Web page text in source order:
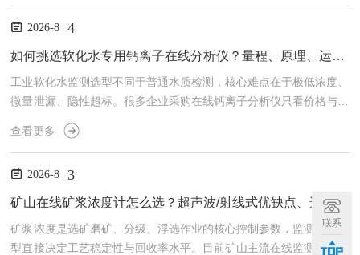
大幅延长电极使用寿命，降低现场运维成本与设备更换频次。本文结
合零下工业工况特点，汇总低温在线pH分析仪电极全套养护技巧。
季...
2026-8 4
如何挑选软化水专用钙离子在线分析仪？量程、原理、运维深度解析
工业软化水监测选型不同于普通水质检测，核心难点在于极低浓度、
微量泄漏、隐性超标。很多企业采购在线钙离子分析仪只看价格与基
础功能，忽略量程适配、检测原理、长期运维适配性，导致设备装后
测不准、漂移大、漏检树脂穿透，依旧出现锅炉结垢、能耗升高等问
运维三大核心维度深度筛选，避开通用设备选型误区。首先是量程与
精度选型，这是软化水微量监测的核心关键。软化水经过树脂置换
后，钙含量极低，属于痕量监测场景，通用大量程检测仪存在“大数
测...
查看更多
2026-8 3
矿山在线矿浆浓度计怎么选？超声波/射线式优缺点、选型全攻略
矿浆浓度是选矿磨矿、分级、浮选作业的核心控制参数，监测设备选
型直接决定工艺稳定性与回收率水平。目前矿山主流在线监测设备分
联系